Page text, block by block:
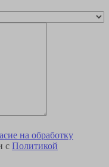
на обработку
с Политикой